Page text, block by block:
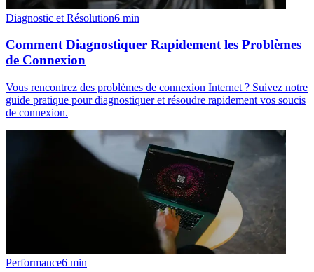
Diagnostic et Résolution6 min
Comment Diagnostiquer Rapidement les Problèmes
de Connexion
Vous rencontrez des problèmes de connexion Internet ? Suivez notre
guide pratique pour diagnostiquer et résoudre rapidement vos soucis
de connexion.
Performance6 min